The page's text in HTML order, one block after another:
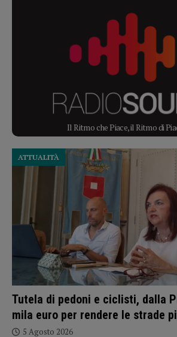
Il Ritmo che Piace, il Ritmo di
Tutela di pedoni e ciclisti, dalla
mila euro per rendere le strade
ATTUALITÀ
5 Agosto 2026